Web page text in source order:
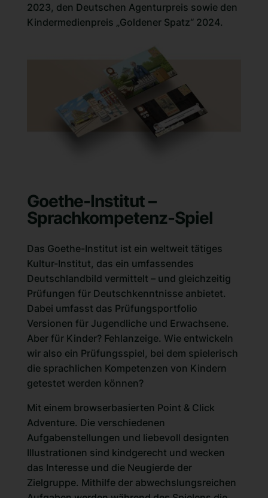
2023, den Deutschen Agenturpreis sowie den
Kindermedienpreis „Goldener Spatz“ 2024.
Goethe-Institut –
Sprachkompetenz-Spiel
Das Goethe-Institut ist ein weltweit tätiges
Kultur-Institut, das ein umfassendes
Deutschlandbild vermittelt – und gleichzeitig
Prüfungen für Deutschkenntnisse anbietet.
Dabei umfasst das Prüfungsportfolio
Versionen für Jugendliche und Erwachsene.
Aber für Kinder? Fehlanzeige. Wie entwickeln
wir also ein Prüfungsspiel, bei dem spielerisch
die sprachlichen Kompetenzen von Kindern
getestet werden können?
Mit einem browserbasierten Point & Click
Adventure. Die verschiedenen
Aufgabenstellungen und liebevoll designten
Illustrationen sind kindgerecht und wecken
das Interesse und die Neugierde der
Zielgruppe. Mithilfe der abwechslungsreichen